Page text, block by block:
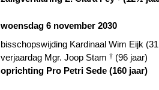
woensdag 6 november 2030
bisschopswijding Kardinaal Wim Eijk
verjaardag Mgr. Joop Stam † (96 jaar)
oprichting Pro Petri Sede (160 jaar)